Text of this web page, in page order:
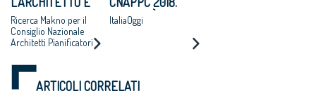
RIGENERAZIONE
URBANE,
ALTERNATIVA A
INCONTROLLATE
E AL CONSUMO DI
UNA FIGURA
CRUCIALE PER
DISEGNARE LO
SVILUPPO
ECONOMICO E
SOCIALE DEL
Ricerca Makno per il
Consiglio Nazionale
Architetti Pianificatori
Conservatori –
CNAPPC
MARTEDÌ 10
ItaliaOggi
ARTICOLI CORRELATI